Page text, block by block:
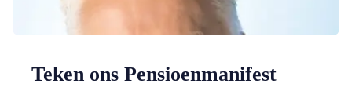
Teken ons Pensioenmanifest